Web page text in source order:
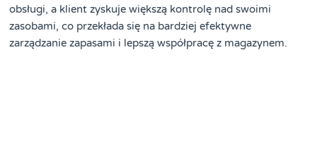
obsługi, a klient zyskuje większą kontrolę nad swoimi
zasobami, co przekłada się na bardziej efektywne
zarządzanie zapasami i lepszą współpracę z magazynem.